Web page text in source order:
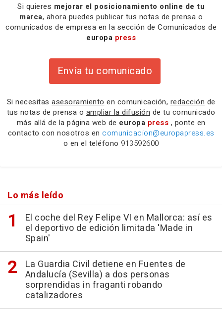
Si quieres mejorar el posicionamiento online de tu
marca, ahora puedes publicar tus notas de prensa o
comunicados de empresa en la sección de Comunicados de
europa press
Envía tu comunicado
Si necesitas asesoramiento en comunicación, redacción de
tus notas de prensa o ampliar la difusión de tu comunicado
más allá de la página web de europa press , ponte en
contacto con nosotros en comunicacion@europapress.es
o en el teléfono 913592600
Lo más leído
El coche del Rey Felipe VI en Mallorca: así es
el deportivo de edición limitada 'Made in
Spain'
La Guardia Civil detiene en Fuentes de
Andalucía (Sevilla) a dos personas
sorprendidas in fraganti robando
catalizadores